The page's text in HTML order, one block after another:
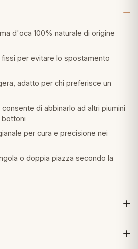
d'oca 100% naturale di origine
fissi per evitare lo spostamento
adatto per chi preferisce un
di abbinarlo ad altri piumini
bottoni
per cura e precisione nei
o doppia piazza secondo la